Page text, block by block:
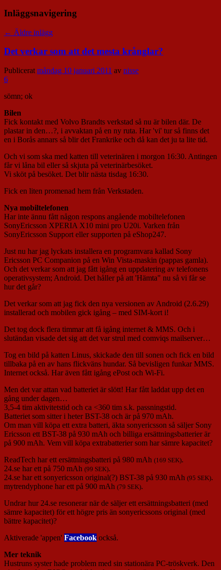
Inläggsnavigering
← Äldre inlägg
Det verkar som att det mesta krånglar?
Publicerat måndag 10 januari 2011 av nisse
6
sömn; ok
Bilen
Fick kontakt med Volvo Brandts verkstad så nu är bilen där. De
plastar in den…?, i avvaktan på en ny ruta. Har 'vi' tur så finns det
en i Borås annars så blir det Frankrike och då kan det ju ta lite tid.
Och vi som ska med katten till veterinären i morgon 16:30. Antingen
får vi låna bil eller så skjuta på veterinärbesöket.
Vi sköt på besöket. Det blir nästa tisdag 16:30.
Fick en liten promenad hem från Verkstaden.
Nya mobiltelefonen
Har inte ännu fått någon respons angående mobiltelefonen
SonyEricsson XPERIA X10 mini pro U20i. Varken från
SonyEricsson Support eller supporten på eShop247.
Just nu har jag lyckats installera en programvara kallad Sony
Ericsson PC Companion på en Win Vista-maskin (pappas gamla).
Och det verkar som att jag fått igång en uppdatering av telefonens
operativsystem; Android. Det håller på att 'Hämta" nu så vi får se
hur det går?
Det verkar som att jag fick den nya versionen av Android (2.6.29)
installerad och mobilen gick igång – med SIM-kort i!
Det tog dock flera timmar att få igång internet & MMS. Och i
slutändan visade det sig att det var strul med comviqs mailserver…
Tog en bild på katten Linus, skickade den till sonen och fick en bild
tillbaka på en av hans flickväns hundar. Så bevisligen funkar MMS.
Internet också. Har även fått igång ePost och Wi-Fi.
Men det var attan vad batteriet är slött! Har fått laddat upp det en
gång under dagen…
3,5-4 tim aktivitetstid och ca <360 tim s.k. passningstid.
Batteriet som sitter i heter BST-38 och är på 970 mAh.
Om man vill köpa ett extra batteri, äkta sonyericsson så säljer Sony
Ericsson ett BST-38 på 930 mAh och billiga ersättningsbatterier är
på 900 mAh. Vem vill köpa extrabatterier som har sämre kapacitet?
ReadTech har ett ersättningsbatteri på 980 mAh (169 SEK).
24.se har ett på 750 mAh (99 SEK).
24.se har ett sonyericsson original(?) BST-38 på 930 mAh (95 SEK).
mytrendyphone har ett på 900 mAh (79 SEK).
Undrar hur 24.se resonerar när de säljer ett ersättningsbatteri (med
sämre kapacitet) för ett högre pris än sonyericssons original (med
bättre kapacitet)?
Aktiverade 'appen' Facebook också.
Mer teknik
Hustruns syster hade problem med sin stationära PC-tröskverk. Den